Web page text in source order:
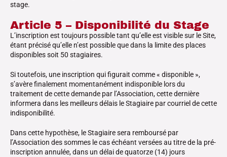
stage.
Article 5 – Disponibilité du Stage
L’inscription est toujours possible tant qu’elle est visible sur le Site,
étant précisé qu’elle n’est possible que dans la limite des places
disponibles soit 50 stagiaires.
Si toutefois, une inscription qui figurait comme « disponible »,
s’avère finalement momentanément indisponible lors du
traitement de cette demande par l’Association, cette dernière
informera dans les meilleurs délais le Stagiaire par courriel de cette
indisponibilité.
Dans cette hypothèse, le Stagiaire sera remboursé par
l’Association des sommes le cas échéant versées au titre de la pré-
inscription annulée, dans un délai de quatorze (14) jours